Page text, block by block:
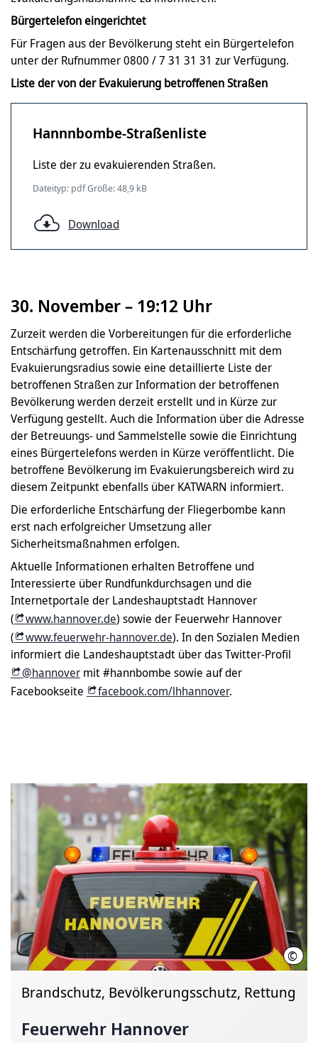
Bürgertelefon eingerichtet
Für Fragen aus der Bevölkerung steht ein Bürgertelefon
unter der Rufnummer 0800 / 7 31 31 31 zur Verfügung.
Liste der von der Evakuierung betroffenen Straßen
Hannnbombe-Straßenliste
Liste der zu evakuierenden Straßen.
Dateityp: pdf Größe: 48,9 kB
Download
30. November – 19:12 Uhr
Zurzeit werden die Vorbereitungen für die erforderliche
Entschärfung getroffen. Ein Kartenausschnitt mit dem
Evakuierungsradius sowie eine detaillierte Liste der
betroffenen Straßen zur Information der betroffenen
Bevölkerung werden derzeit erstellt und in Kürze zur
Verfügung gestellt. Auch die Information über die Adresse
der Betreuungs- und Sammelstelle sowie die Einrichtung
eines Bürgertelefons werden in Kürze veröffentlicht. Die
betroffene Bevölkerung im Evakuierungsbereich wird zu
diesem Zeitpunkt ebenfalls über KATWARN informiert.
Die erforderliche Entschärfung der Fliegerbombe kann
erst nach erfolgreicher Umsetzung aller
Sicherheitsmaßnahmen erfolgen.
Aktuelle Informationen erhalten Betroffene und
Interessierte über Rundfunkdurchsagen und die
Internetportale der Landeshauptstadt Hannover
(
www.hannover.de) sowie der Feuerwehr Hannover
(
www.feuerwehr-hannover.de). In den Sozialen Medien
informiert die Landeshauptstadt über das Twitter-Profil
@hannover mit #hannbombe sowie auf der
Facebookseite
facebook.com/lhhannover.
©
Brandschutz, Bevölkerungsschutz, Rettung
Feuerwehr Hannover